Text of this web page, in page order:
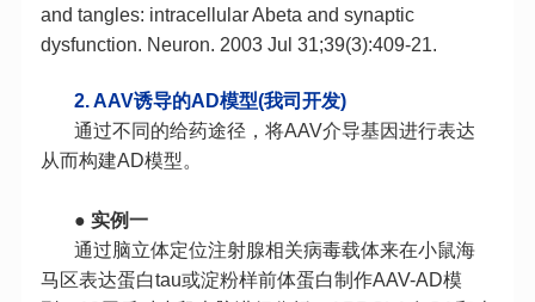
and tangles: intracellular Abeta and synaptic
dysfunction. Neuron. 2003 Jul 31;39(3):409-21.
2. AAV诱导的AD模型(我司开发)
通过不同的给药途径，将AAV介导基因进行表达
从而构建AD模型。
● 实例一
通过脑立体定位注射腺相关病毒载体来在小鼠海
马区表达蛋白tau或淀粉样前体蛋白制作AAV-AD模